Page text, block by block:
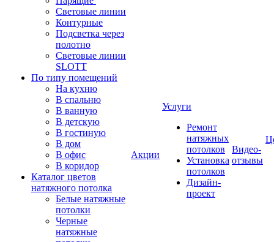
Световые линии
Контурные
Подсветка через
полотно
Световые линии
SLOTT
По типу помещений
На кухню
В спальню
В ванную
В детскую
В гостиную
В дом
В офис
В коридор
Каталог цветов
натяжного потолка
Белые натяжные
потолки
Черные
натяжные
Акции
Услуги
Ремонт
натяжных
потолков
Установка
потолков
Дизайн-
проект
Видео-
отзывы